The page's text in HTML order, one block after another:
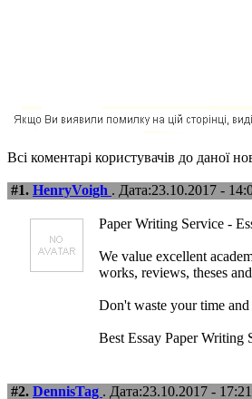
Всі коментарі користувачів до даної
#1. HenryVoigh . Дата:23.10.2017 -
Paper Writing Service -
We value excellent
works, reviews, theses
Don't waste your time
Best Essay Paper Writing
#2. DennisTag . Дата:23.10.2017 - 17:21